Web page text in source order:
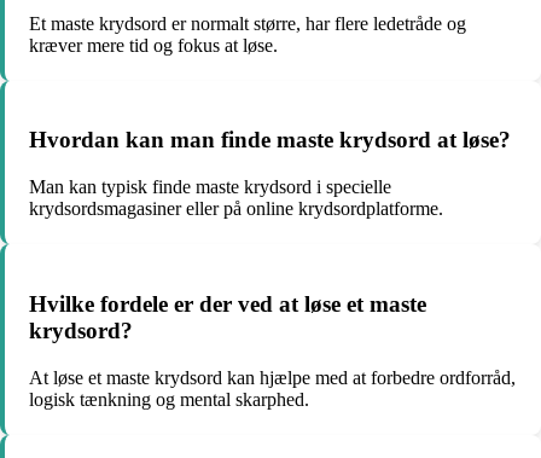
Et maste krydsord er normalt større, har flere ledetråde og
kræver mere tid og fokus at løse.
Hvordan kan man finde maste krydsord at løse?
Man kan typisk finde maste krydsord i specielle
krydsordsmagasiner eller på online krydsordplatforme.
Hvilke fordele er der ved at løse et maste
krydsord?
At løse et maste krydsord kan hjælpe med at forbedre ordforråd,
logisk tænkning og mental skarphed.